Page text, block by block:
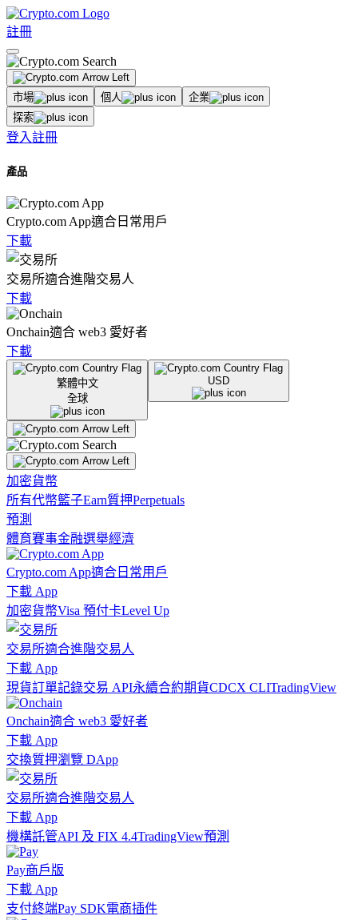
註冊
市場 個人
企業
探索
登入註冊
產品
Crypto.com App適合日常用戶
下載
交易所適合進階交易人
下載
Onchain適合 web3 愛好者
下載
繁體中文
全球
USD
加密貨幣
所有代幣籃子Earn質押Perpetuals
預測
體育賽事金融選舉經濟
Crypto.com App適合日常用戶
下載 App
加密貨幣Visa 預付卡Level Up
交易所適合進階交易人
下載 App
現貨訂單記錄交易 API永續合約期貨CDCX CLITradingView
Onchain適合 web3 愛好者
下載 App
交換質押瀏覽 DApp
交易所適合進階交易人
下載 App
機構託管API 及 FIX 4.4TradingView預測
Pay商戶版
下載 App
支付終端Pay SDK電商插件